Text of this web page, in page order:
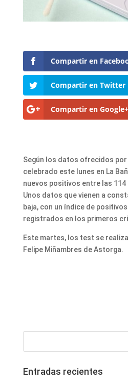
Compartir en
Compartir en Twitter
Compartir en Google+
Según los datos ofrecidos
celebrado este lunes en La
nuevos positivos entre las
Unos datos que vienen a
baja, con un índice de
registrados en los primeros
Este martes, los test se
Felipe Miñambres de Astorga.
Entradas recientes